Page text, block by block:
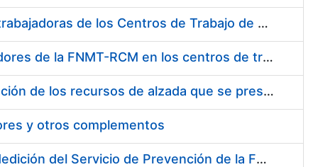
Suministro de Protectores Auditivos a medida para las personas trabajadoras de los Centros de Trabajo de Madrid y Burgos
Suministro de gafas graduadas antiproyecciones para los trabajadores de la FNMT-RCM en los centros de trabajo de Madrid y Burgos
Servicios de una empresa externa para el asesoramiento y resolución de los recursos de alzada que se presentan relacionados con procesos de selección para la FNMT-RCM
y otros complementos
Servicio de Calibración y Verificación Externa de los Equipos de Medición del Servicio de Prevención de la FNMT-RCM